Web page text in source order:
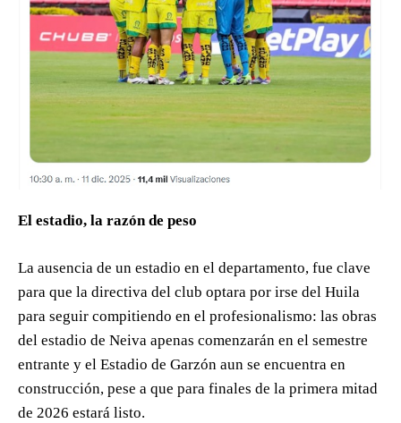
El estadio, la razón de peso
La ausencia de un estadio en el departamento, fue clave
para que la directiva del club optara por irse del Huila
para seguir compitiendo en el profesionalismo: las obras
del estadio de Neiva apenas comenzarán en el semestre
entrante y el Estadio de Garzón aun se encuentra en
construcción, pese a que para finales de la primera mitad
de 2026 estará listo.